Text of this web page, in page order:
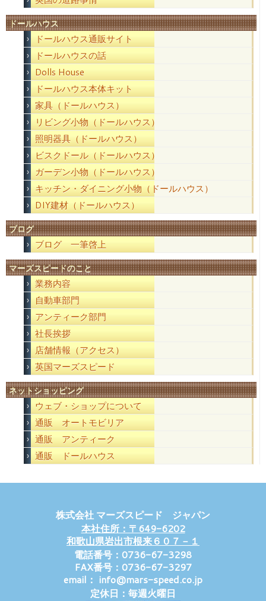
ドールハウス
ドールハウス通販サイト
ドールハウスの話
Dolls House
ドールハウス本体キット
家具（ドールハウス）
リビング小物（ドールハウス）
照明器具（ドールハウス）
ビスクドール（ドールハウス）
ガーデン小物（ドールハウス）
キッチン・ダイニング小物（ドールハウス）
DIY建材（ドールハウス）
ブログ
ブログ 一筆啓上
マーズスピードのこと
業務内容
自動車部門
アンティーク部門
社長挨拶
店舗情報（アクセス）
英国マーズスピード
ネットショッピング
ウェブ・ショップについて
通販 オートモビリア
通販 アンティーク
通販 ドールハウス
株式会社 マーズスピード ジャパン
本社住所：〒649-6202
和歌山県岩出市根来６０７－１
電話番号：0736-67-3298
FAX番号：0736-67-3297
email： info@mars-speed.co.jp
定休日：毎週火曜日